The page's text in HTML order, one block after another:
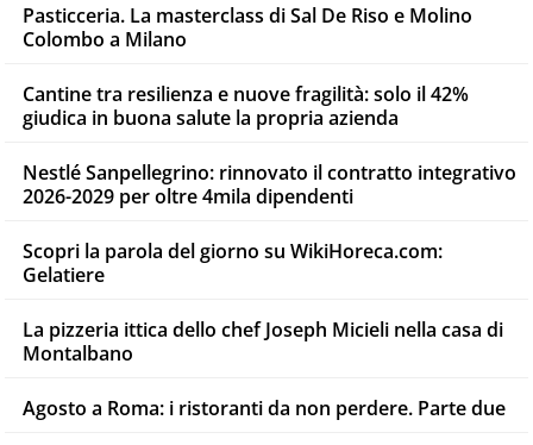
Pasticceria. La masterclass di Sal De Riso e Molino
Colombo a Milano
Cantine tra resilienza e nuove fragilità: solo il 42%
giudica in buona salute la propria azienda
Nestlé Sanpellegrino: rinnovato il contratto integrativo
2026-2029 per oltre 4mila dipendenti
Scopri la parola del giorno su WikiHoreca.com:
Gelatiere
La pizzeria ittica dello chef Joseph Micieli nella casa di
Montalbano
Agosto a Roma: i ristoranti da non perdere. Parte due